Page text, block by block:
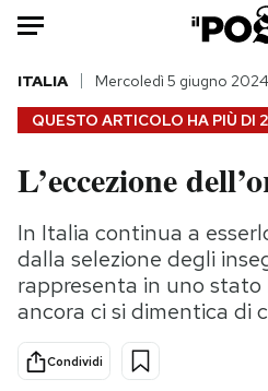
HOME
Italia
Politica
Tecnologia
Internet
Scienza
Cultura
QUESTO ARTICOLO HA PIÙ DI
ITALIA Mercoledì 5 giugno 2024
L’eccezione
In Italia continua a
dalla selezione degli
rappresenta in uno stato
ancora ci si dimentica di
Condividi